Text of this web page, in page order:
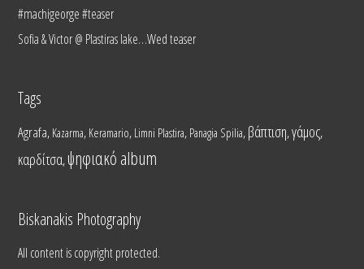
#machigeorge #teaser
Sofia & Victor @ Plastiras lake…Wed teaser
Tags
Agrafa, Kazarma, Keramario, Limni Plastira, Panagia Spilia,βάπτιση,γάμος,
καρδίτσα,ψηφιακό album
Biskanakis Photography
All content is copyright protected.